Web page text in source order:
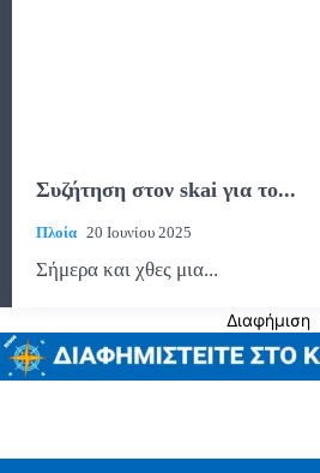
Συζήτηση στον skai για το...
Πλοία 20 Ιουνίου 2025
Σήμερα και χθες μια...
Διαφήμιση